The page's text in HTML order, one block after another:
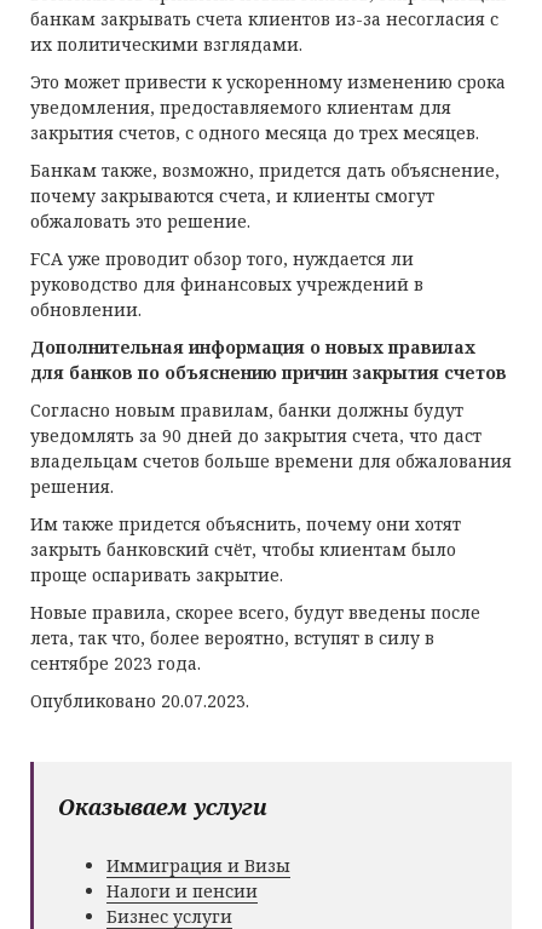
банкам закрывать счета клиентов из-за несогласия с
их политическими взглядами.
Это может привести к ускоренному изменению срока
уведомления, предоставляемого клиентам для
закрытия счетов, с одного месяца до трех месяцев.
Банкам также, возможно, придется дать объяснение,
почему закрываются счета, и клиенты смогут
обжаловать это решение.
FCA уже проводит обзор того, нуждается ли
руководство для финансовых учреждений в
обновлении.
Дополнительная информация о новых правилах
для банков по объяснению причин закрытия счетов
Согласно новым правилам, банки должны будут
уведомлять за 90 дней до закрытия счета, что даст
владельцам счетов больше времени для обжалования
решения.
Им также придется объяснить, почему они хотят
закрыть банковский счёт, чтобы клиентам было
проще оспаривать закрытие.
Новые правила, скорее всего, будут введены после
лета, так что, более вероятно, вступят в силу в
сентябре 2023 года.
Опубликовано 20.07.2023.
Оказываем услуги
Иммиграция и Визы
Налоги и пенсии
Бизнес услуги